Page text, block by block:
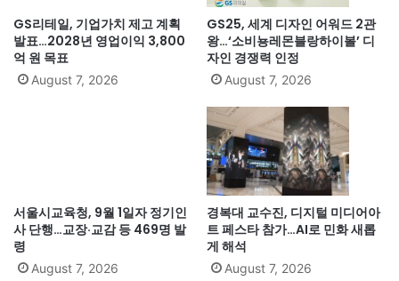
GS리테일, 기업가치 제고 계획
발표…2028년 영업이익 3,800
억 원 목표
August 7, 2026
GS25, 세계 디자인 어워드 2관
왕…‘소비뇽레몬블랑하이볼’ 디
자인 경쟁력 인정
August 7, 2026
서울시교육청, 9월 1일자 정기인
사 단행…교장·교감 등 469명 발
령
August 7, 2026
경복대 교수진, 디지털 미디어아
트 페스타 참가…AI로 민화 새롭
게 해석
August 7, 2026